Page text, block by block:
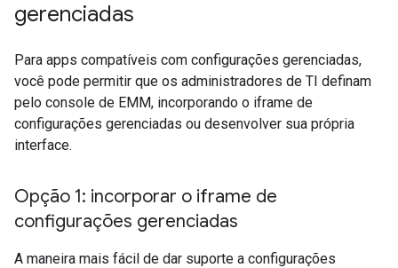
gerenciadas
Para apps compatíveis com configurações gerenciadas,
você pode permitir que os administradores de TI definam
pelo console de EMM, incorporando o iframe de
configurações gerenciadas ou desenvolver sua própria
interface.
Opção 1: incorporar o iframe de
configurações gerenciadas
A maneira mais fácil de dar suporte a configurações